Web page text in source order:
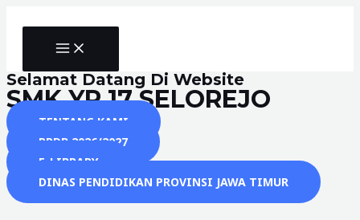
MAIN
MENU
Selamat Datang Di Website
SMK YP 17 SELOREJO
TENTANG KAMI
PPDB 2026/2027
E-LIBRARY
DINAS PENDIDIKAN PROVINSI JAWA TIMUR